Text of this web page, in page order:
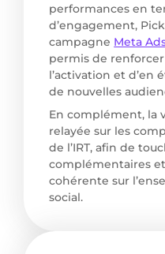
performances en
d’engagement,
campagne Meta
permis de
l’activation et d’en
de nouvelles
En complément, la
relayée sur les
de l’IRT, afin de
complémentaires
cohérente sur
social.